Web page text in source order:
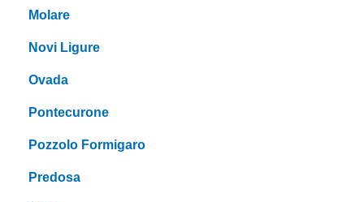
Molare
Novi Ligure
Ovada
Pontecurone
Pozzolo Formigaro
Predosa